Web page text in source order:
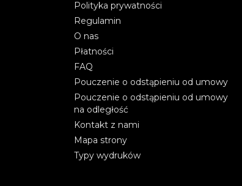
Polityka prywatności
Regulamin
O nas
Płatności
FAQ
Pouczenie o odstąpieniu od umowy
Pouczenie o odstąpieniu od umowy
na odległość
Kontakt z nami
Mapa strony
Typy wydruków